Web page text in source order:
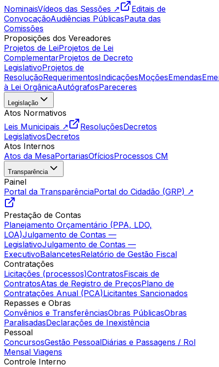
NominaisVídeos das Sessões ↗
Editais de
ConvocaçãoAudiências PúblicasPauta das
Comissões
Proposições dos Vereadores
Projetos de LeiProjetos de Lei
ComplementarProjetos de Decreto
LegislativoProjetos de
ResoluçãoRequerimentosIndicaçõesMoçõesEmendas
à Lei OrgânicaAutógrafosPareceres
Legislação
Atos Normativos
Leis Municipais ↗
ResoluçõesDecretos
LegislativosDecretos
Atos Internos
Atos da MesaPortariasOfíciosProcessos CM
Transparência
Painel
Portal da TransparênciaPortal do Cidadão (GRP) ↗
Prestação de Contas
Planejamento Orçamentário (PPA, LDO,
LOA)Julgamento de Contas —
LegislativoJulgamento de Contas —
ExecutivoBalancetesRelatório de Gestão Fiscal
Contratações
Licitações (processos)ContratosFiscais de
ContratosAtas de Registro de PreçosPlano de
Contratações Anual (PCA)Licitantes Sancionados
Repasses e Obras
Convênios e TransferênciasObras PúblicasObras
ParalisadasDeclarações de Inexistência
Pessoal
ConcursosGestão PessoalDiárias e Passagens / Rol
Mensal Viagens
Controle Interno